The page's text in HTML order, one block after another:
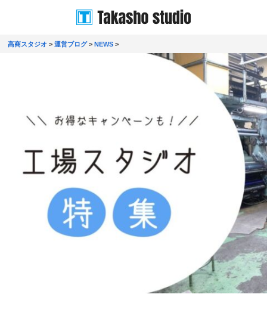
高商スタジオ >運営ブログ>NEWS >